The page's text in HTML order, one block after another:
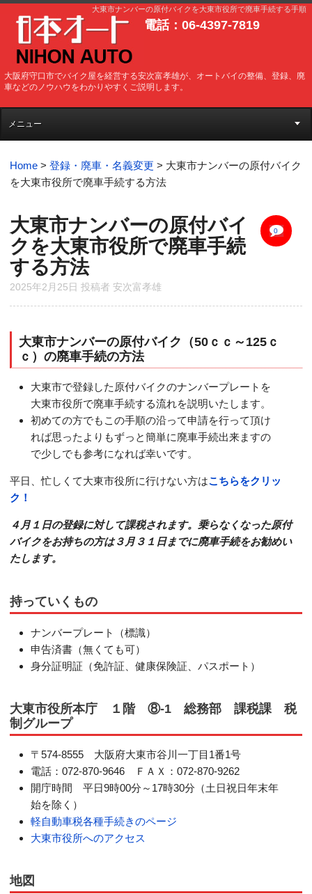
大東市ナンバーの原付バイクを大東市役所で廃車手続する手順
電話：06-4397-7819
大阪府守口市でバイク屋を経営する安次富孝雄が、オートバイの整備、登録、廃
車などのノウハウをわかりやすくご説明します。
メニュー
Home >登録・廃車・名義変更 > 大東市ナンバーの原付バイク
を大東市役所で廃車手続する方法
大東市ナンバーの原付バイ
クを大東市役所で廃車手続
する方法
2025年2月25日 投稿者安次富孝雄
0
大東市ナンバーの原付バイク（50ｃｃ～125ｃ
ｃ）の廃車手続の方法
大東市で登録した原付バイクのナンバープレートを
大東市役所で廃車手続する流れを説明いたします。
初めての方でもこの手順の沿って申請を行って頂け
れば思ったよりもずっと簡単に廃車手続出来ますの
で少しでも参考になれば幸いです。
平日、忙しくて大東市役所に行けない方はこちらをクリッ
ク！
４月１日の登録に対して課税されます。乗らなくなった原付
バイクをお持ちの方は３月３１日までに廃車手続をお勧めい
たします。
持っていくもの
ナンバープレート（標識）
申告済書（無くても可）
身分証明証（免許証、健康保険証、パスポート）
大東市役所本庁 １階 ⑧-1 総務部 課税課 税
制グループ
〒574-8555 大阪府大東市谷川一丁目1番1号
電話：072-870-9646 ＦＡＸ：072-870-9262
開庁時間 平日9時00分～17時30分（土日祝日年末年
始を除く）
軽自動車税各種手続きのページ
大東市役所へのアクセス
地図